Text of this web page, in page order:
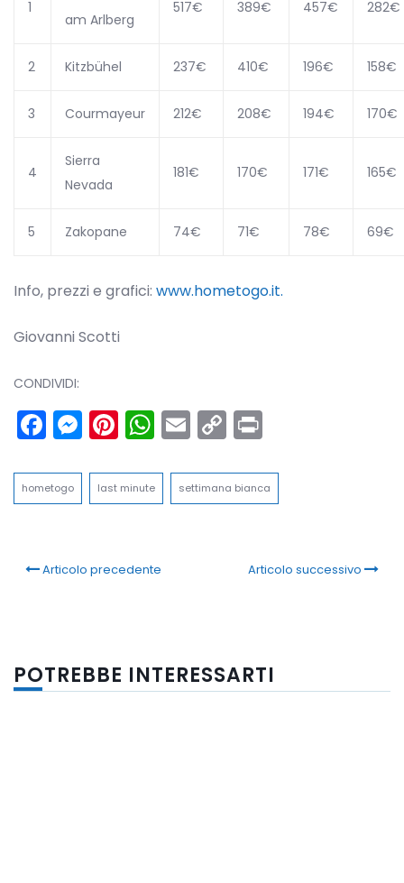
1
am Arlberg
517€ 389€ 457€ 282€
2 Kitzbühel 237€ 410€ 196€ 158€
3 Courmayeur 212€ 208€ 194€ 170€
4
Sierra
Nevada
181€ 170€ 171€ 165€
5 Zakopane 74€ 71€ 78€ 69€
Info, prezzi e grafici: www.hometogo.it.
Giovanni Scotti
CONDIVIDI:
Facebook
Messenger
Pinterest
WhatsApp
Email
Copy
Link
hometogo last minute settimana bianca
Articolo precedente Articolo successivo
POTREBBE INTERESSARTI